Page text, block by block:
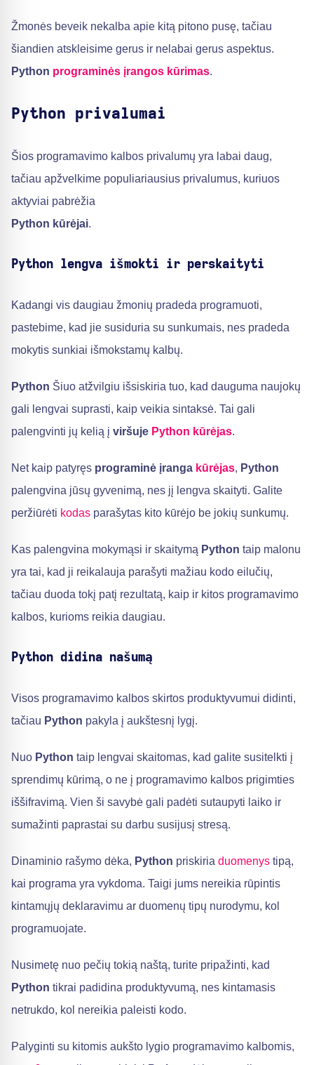
Žmonės beveik nekalba apie kitą pitono pusę, tačiau
šiandien atskleisime gerus ir nelabai gerus aspektus.
Python programinės įrangos kūrimas.
Python privalumai
Šios programavimo kalbos privalumų yra labai daug,
tačiau apžvelkime populiariausius privalumus, kuriuos
aktyviai pabrėžia
Python kūrėjai.
Python lengva išmokti ir perskaityti
Kadangi vis daugiau žmonių pradeda programuoti,
pastebime, kad jie susiduria su sunkumais, nes pradeda
mokytis sunkiai išmokstamų kalbų.
Python Šiuo atžvilgiu išsiskiria tuo, kad dauguma naujokų
gali lengvai suprasti, kaip veikia sintaksė. Tai gali
palengvinti jų kelią į viršuje Python kūrėjas.
Net kaip patyręs programinė įranga kūrėjas, Python
palengvina jūsų gyvenimą, nes jį lengva skaityti. Galite
peržiūrėti kodas parašytas kito kūrėjo be jokių sunkumų.
Kas palengvina mokymąsi ir skaitymą Python taip malonu
yra tai, kad ji reikalauja parašyti mažiau kodo eilučių,
tačiau duoda tokį patį rezultatą, kaip ir kitos programavimo
kalbos, kurioms reikia daugiau.
Python didina našumą
Visos programavimo kalbos skirtos produktyvumui didinti,
tačiau Python pakyla į aukštesnį lygį.
Nuo Python taip lengvai skaitomas, kad galite susitelkti į
sprendimų kūrimą, o ne į programavimo kalbos prigimties
iššifravimą. Vien ši savybė gali padėti sutaupyti laiko ir
sumažinti paprastai su darbu susijusį stresą.
Dinaminio rašymo dėka, Python priskiria duomenys tipą,
kai programa yra vykdoma. Taigi jums nereikia rūpintis
kintamųjų deklaravimu ar duomenų tipų nurodymu, kol
programuojate.
Nusimetę nuo pečių tokią naštą, turite pripažinti, kad
Python tikrai padidina produktyvumą, nes kintamasis
netrukdo, kol nereikia paleisti kodo.
Palyginti su kitomis aukšto lygio programavimo kalbomis,